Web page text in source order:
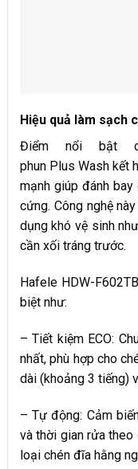
Hiệu quả làm sạch
Điểm nổi bật
phun Plus Wash kết
mạnh giúp đánh
cứng. Công nghệ
dụng khó vệ sinh
cần xối tráng trước.
Hafele HDW-
biệt như:
– Tiết kiệm ECO:
nhất, phù hợp cho
dài (khoảng 3 tiếng)
– Tự động: Cảm
và thời gian rửa theo
loại chén đĩa hằng